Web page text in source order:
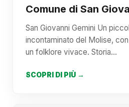
Comune di San
San Giovanni Gemini Un
incontaminato del Molise,
un folklore vivace. Storia…
SCOPRI DI PIÙ →